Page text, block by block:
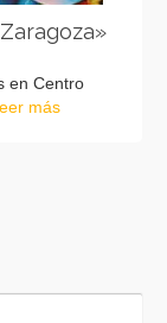
en Centro
más